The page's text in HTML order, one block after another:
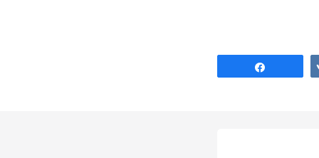
aceste lucruri
le…